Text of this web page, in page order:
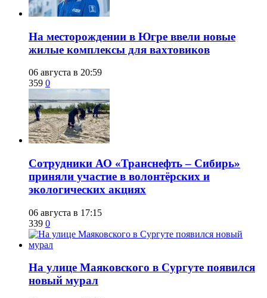
​На месторождении в Югре ввели новые
жилые комплексы для вахтовиков
06 августа в 20:59
359 0
Сотрудники АО «Транснефть – Сибирь»
приняли участие в волонтёрских и
экологических акциях
06 августа в 17:15
339 0
​На улице Маяковского в Сургуте появился
новый мурал